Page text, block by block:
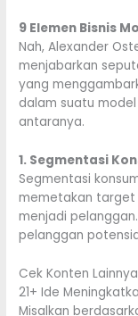
9 Elemen Bisnis
Nah, Alexander
menjabarkan
yang
dalam suatu
antaranya.
1. Segmentasi
Segmentasi
memetakan target
menjadi
pelanggan
Cek Konten
21+ Ide
Misalkan